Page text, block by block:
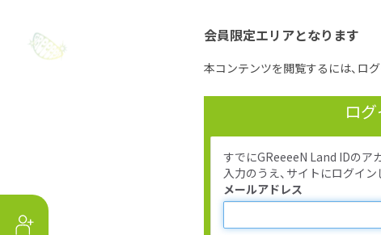
会員限定エリアとなります
本コンテンツを閲覧するには、ロ
ロ
すでにGReeeeN Land IDのア
入力のうえ、サイトにログイン
メールアドレス